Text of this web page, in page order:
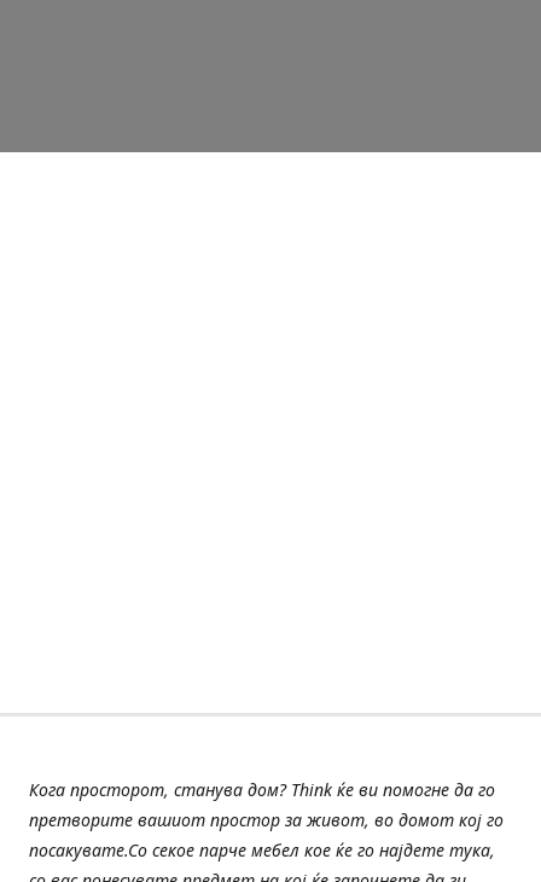
Кога просторот, станува дом? Think ќе ви помогне да го
претворите вашиот простор за живот, во домот кој го
посакувате.Со секое парче мебел кое ќе го најдете тука,